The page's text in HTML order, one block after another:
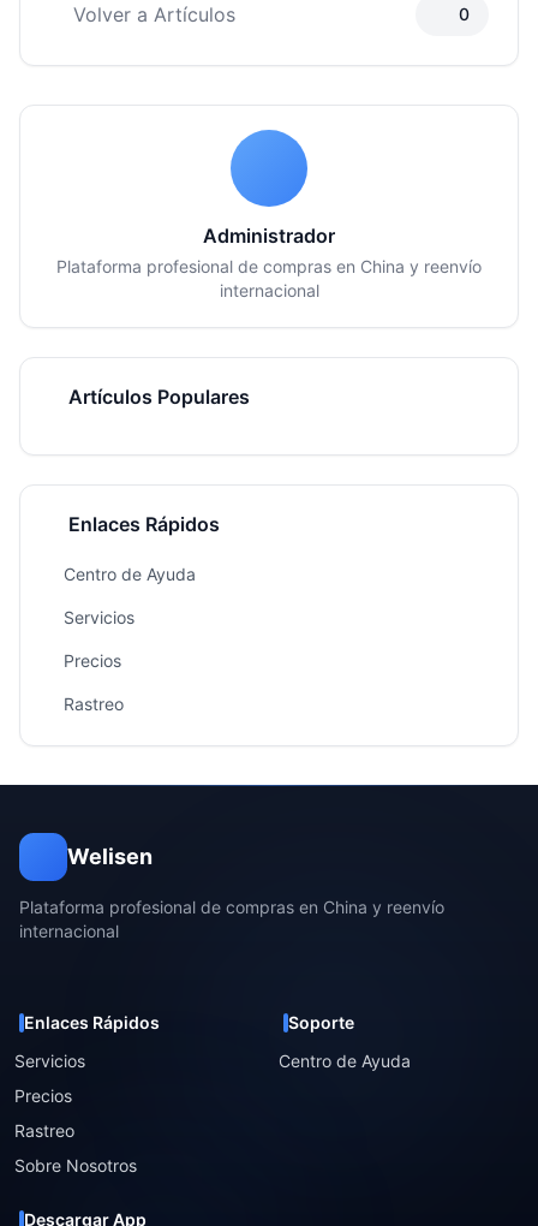
Volver a Artículos 0
Administrador
Plataforma profesional de compras en China y reenvío
internacional
Artículos Populares
Enlaces Rápidos
Centro de Ayuda
Servicios
Precios
Rastreo
Welisen
Plataforma profesional de compras en China y reenvío
internacional
Enlaces Rápidos
Servicios
Precios
Rastreo
Sobre Nosotros
Soporte
Centro de Ayuda
Descargar App